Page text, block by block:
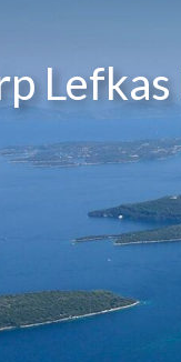
Lefkas